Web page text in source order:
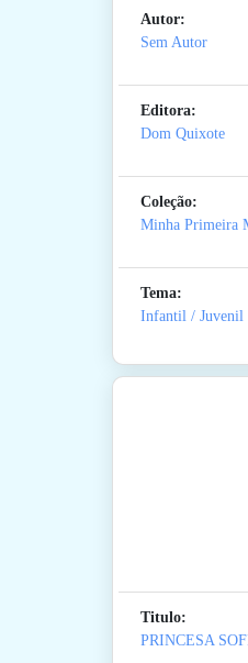
Autor:
Sem Autor
Editora:
Dom Quixote
Coleção:
Minha Primeira
Tema:
Infantil / Juvenil
Titulo:
PRINCESA